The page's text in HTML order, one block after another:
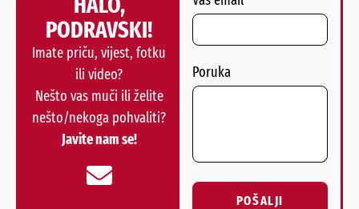
PODRAVSKI!
Imate priču, vijest, fotku
ili video?
Nešto vas muči ili želite
nešto/nekoga pohvaliti?
Javite nam se!
Poruka
POŠALJI